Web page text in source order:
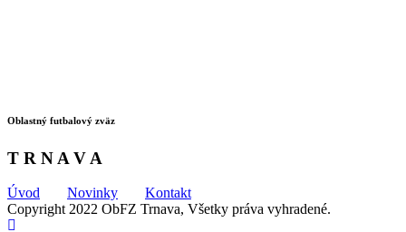
Oblastný futbalový zväz
T R N A V A
Úvod Novinky
Kontakt
Copyright 2022 ObFZ Trnava, Všetky práva vyhradené.